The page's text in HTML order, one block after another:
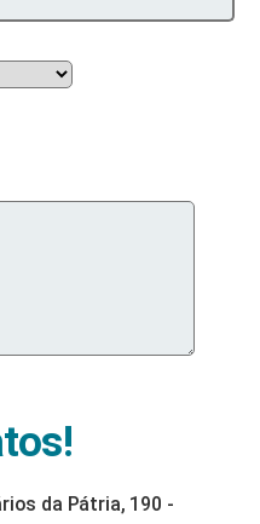
da Pátria, 190 -